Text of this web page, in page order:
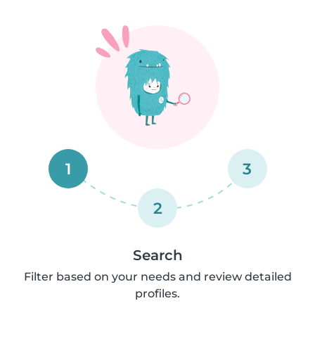
1
2
3
Search
Filter based on your needs and review detailed
profiles.